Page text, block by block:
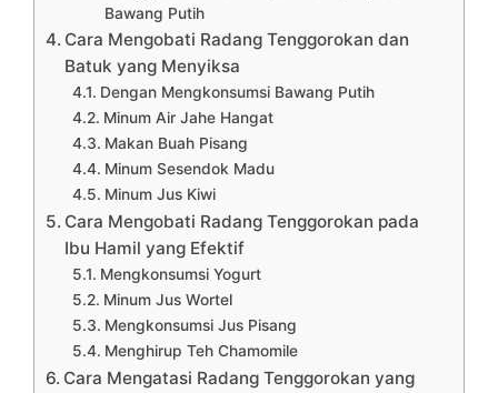
Bawang Putih
Cara Mengobati Radang Tenggorokan dan
Batuk yang Menyiksa
Dengan Mengkonsumsi Bawang Putih
Minum Air Jahe Hangat
Makan Buah Pisang
Minum Sesendok Madu
Minum Jus Kiwi
Cara Mengobati Radang Tenggorokan pada
Ibu Hamil yang Efektif
Mengkonsumsi Yogurt
Minum Jus Wortel
Mengkonsumsi Jus Pisang
Menghirup Teh Chamomile
Cara Mengatasi Radang Tenggorokan yang